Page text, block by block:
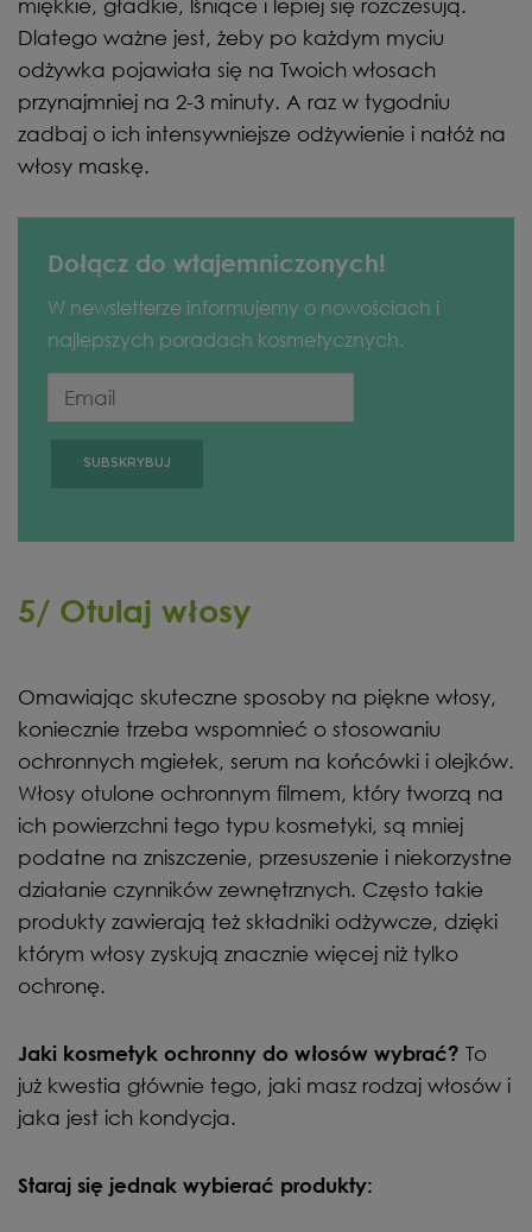
Dlatego ważne jest, żeby po każdym myciu
odżywka pojawiała się na Twoich włosach
przynajmniej na 2-3 minuty. A raz w tygodniu
zadbaj o ich intensywniejsze odżywienie i nałóż na
włosy maskę.
Dołącz do wtajemniczonych!
W newsletterze informujemy o nowościach i
najlepszych poradach kosmetycznych.
5/ Otulaj włosy
Omawiając skuteczne sposoby na piękne włosy,
koniecznie trzeba wspomnieć o stosowaniu
ochronnych mgiełek, serum na końcówki i olejków.
Włosy otulone ochronnym filmem, który tworzą na
ich powierzchni tego typu kosmetyki, są mniej
podatne na zniszczenie, przesuszenie i niekorzystne
działanie czynników zewnętrznych. Często takie
produkty zawierają też składniki odżywcze, dzięki
którym włosy zyskują znacznie więcej niż tylko
ochronę.
Jaki kosmetyk ochronny do włosów wybrać? To
już kwestia głównie tego, jaki masz rodzaj włosów i
jaka jest ich kondycja.
Staraj się jednak wybierać produkty: